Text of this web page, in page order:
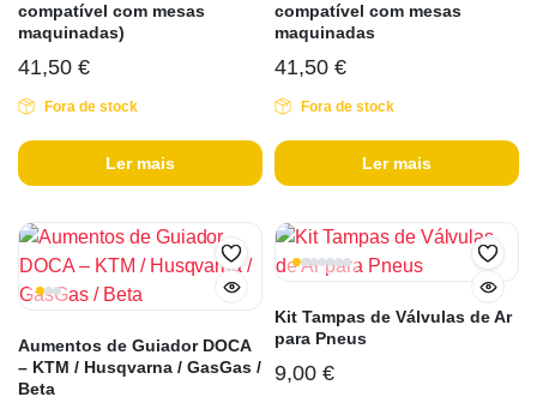
compatível com mesas
maquinadas)
41,50 €
Fora de stock
Ler mais
compatível com mesas
maquinadas
41,50 €
Fora de stock
Ler mais
Aumentos de Guiador DOCA
– KTM / Husqvarna / GasGas /
Beta
Kit Tampas de Válvulas de Ar
para Pneus
9,00 €